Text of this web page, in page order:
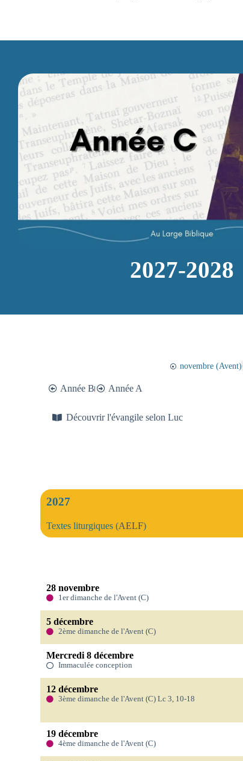
2027-2028
novembre (Avent)
Année B Année A
Découvrir l'évangile selon Luc
2027
Textes liturgiques (AELF)
28 novembre
1er dimanche de l'Avent (C)
5 décembre
2ème dimanche de l'Avent (C)
Mercredi 8 décembre
Immaculée conception
12 décembre
3ème dimanche de l'Avent (C) Lc 3, 10-18
19 décembre
4ème dimanche de l'Avent (C)